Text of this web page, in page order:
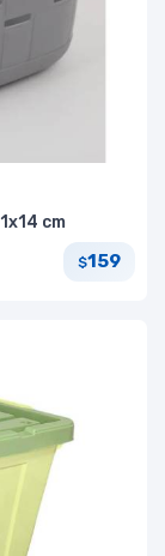
cm
$159